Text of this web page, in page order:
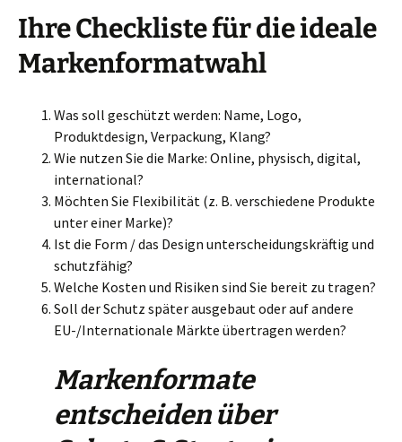
Ihre Checkliste für die ideale
Markenformatwahl
Was soll geschützt werden: Name, Logo,
Produktdesign, Verpackung, Klang?
Wie nutzen Sie die Marke: Online, physisch, digital,
international?
Möchten Sie Flexibilität (z. B. verschiedene Produkte
unter einer Marke)?
Ist die Form / das Design unterscheidungskräftig und
schutzfähig?
Welche Kosten und Risiken sind Sie bereit zu tragen?
Soll der Schutz später ausgebaut oder auf andere
EU-/Internationale Märkte übertragen werden?
Markenformate
entscheiden über